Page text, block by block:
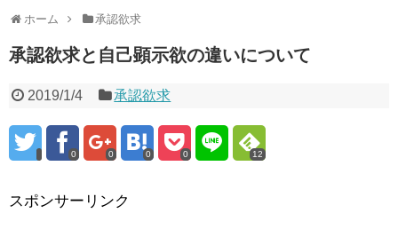
ホーム 承認欲求
承認欲求と自己顕示欲の違いについて
2019/1/4 承認欲求
0 0 0 0 12
スポンサーリンク